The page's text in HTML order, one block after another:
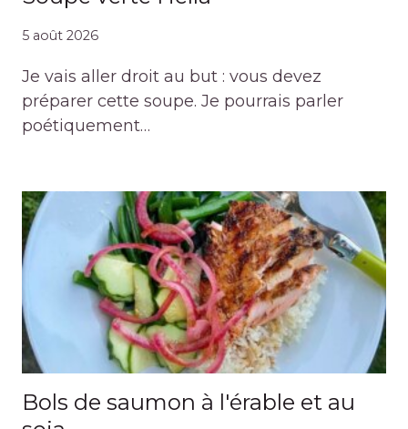
5 août 2026
Je vais aller droit au but : vous devez
préparer cette soupe. Je pourrais parler
poétiquement…
Bols de saumon à l'érable et au